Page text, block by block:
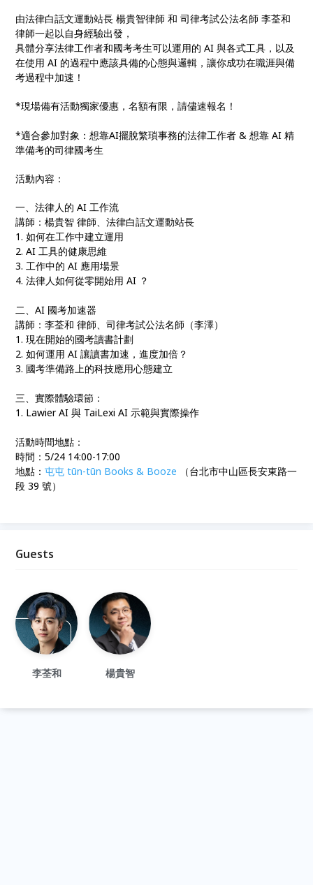
由法律白話文運動站長 楊貴智律師 和 司律考試公法名師 李荃和
律師一起以自身經驗出發，
具體分享法律工作者和國考考生可以運用的 AI 與各式工具，以及
在使用 AI 的過程中應該具備的心態與邏輯，讓你成功在職涯與備
考過程中加速！
*現場備有活動獨家優惠，名額有限，請儘速報名！
*適合參加對象：想靠AI擺脫繁瑣事務的法律工作者 & 想靠 AI 精
準備考的司律國考生
活動內容：
一、法律人的 AI 工作流
講師：楊貴智 律師、法律白話文運動站長
1. 如何在工作中建立運用
2. AI 工具的健康思維
3. 工作中的 AI 應用場景
4. 法律人如何從零開始用 AI ？
二、AI 國考加速器
講師：李荃和 律師、司律考試公法名師（李澤）
1. 現在開始的國考讀書計劃
2. 如何運用 AI 讓讀書加速，進度加倍？
3. 國考準備路上的科技應用心態建立
三、實際體驗環節：
1. Lawier AI 與 TaiLexi AI 示範與實際操作
活動時間地點：
時間：5/24 14:00-17:00
地點：屯屯 tūn-tūn Books & Booze
（台北市中山區長安東路一
段 39 號）
Guests
李荃和 楊貴智